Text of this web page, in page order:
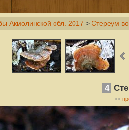
Акмолинской обл. 2017 > Стереум
4
<<